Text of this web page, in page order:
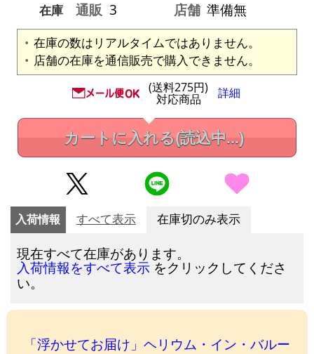
在庫
通販 3 店舗 準備無
在庫の数はリアルタイムではありません。
店舗の在庫を通信販売で購入できません。
(送料275円)
対応商品 詳細
カートに入れる(読込中...)
入荷情報 すべて表示 在庫切のみ表示
現在すべて在庫があります。
入荷情報をすべて表示 をクリックしてくださ
い。
「浮かせてお届け」ヘリウム・イン・バルー